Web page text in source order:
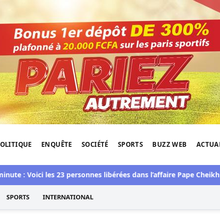
de l'Afrique.
ENQUÊTE SOCIÉTÉ SPORTS BUZZ WEB
les 23 personnes libérées dans l’affaire Pape Cheikh Diallo
SPORTS INTERNATIONAL
de Macky et Sonko par Mamadou Lamine Diatta
: la cour, les comptes
par Mamadou
lecture